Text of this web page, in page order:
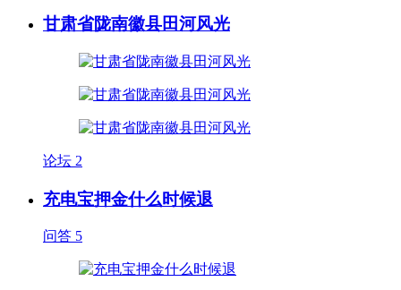
甘肃省陇南徽县田河风光
论坛 2
充电宝押金什么时候退
问答 5